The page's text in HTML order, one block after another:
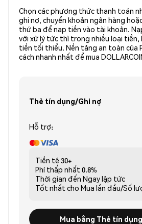
Chọn các phương thức thanh toán
ghi nợ, chuyển khoản ngân hàng
thứ ba để nạp tiền vào tài khoản.
với xử lý tức thì trong nhiều loại tiền,
tiền tối thiểu. Nền tảng an toàn của
cách nhanh nhất để mua
Thẻ tín dụng/Ghi nợ
Hỗ trợ:
Tiền tệ 30+
Phí thấp nhất 0.8%
Thời gian đến Ngay lập tức
Tốt nhất cho Mua lần đầu/Số
Mua bằng Thẻ tín